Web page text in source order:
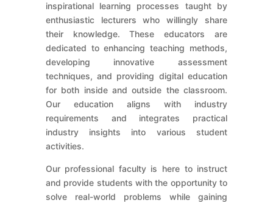
inspirational learning processes taught by
enthusiastic lecturers who willingly share
their knowledge. These educators are
dedicated to enhancing teaching methods,
developing innovative assessment
techniques, and providing digital education
for both inside and outside the classroom.
Our education aligns with industry
requirements and integrates practical
industry insights into various student
activities.
Our professional faculty is here to instruct
and provide students with the opportunity to
solve real-world problems while gaining